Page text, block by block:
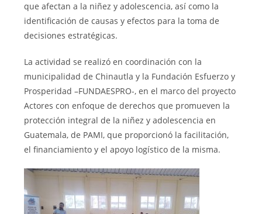
que afectan a la niñez y adolescencia, así como la
identificación de causas y efectos para la toma de
decisiones estratégicas.
La actividad se realizó en coordinación con la
municipalidad de Chinautla y la Fundación Esfuerzo y
Prosperidad –FUNDAESPRO-, en el marco del proyecto
Actores con enfoque de derechos que promueven la
protección integral de la niñez y adolescencia en
Guatemala, de PAMI, que proporcionó la facilitación,
el financiamiento y el apoyo logístico de la misma.